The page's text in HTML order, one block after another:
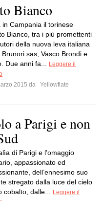
Bianco
in Campania il torinese
Bianco, tra i più promettenti
della nuova leva italiana
Brunori sas, Vasco Brondi e
Due anni fa...
Leggere il
2015 da
Yellowflate
a Parigi e non
di Parigi e l’omaggio
appassionato ed
dell’ennesimo suo
stregato dalla luce del cielo
cobalto, dalle...
Leggere il